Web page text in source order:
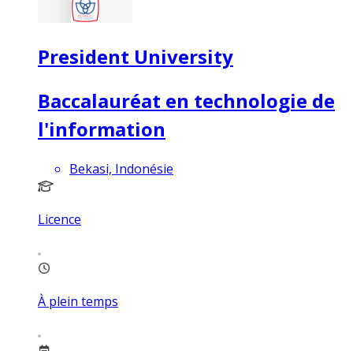
President University
Baccalauréat en technologie de
l'information
Bekasi, Indonésie
Licence
À plein temps